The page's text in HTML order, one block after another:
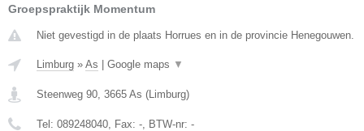
Groepspraktijk Momentum
Niet gevestigd in de plaats Horrues en in de provincie Henegouwen.
Limburg » As Google maps ▼
Steenweg 90, 3665 As (Limburg)
Tel: 089248040, Fax: -, BTW-nr: -